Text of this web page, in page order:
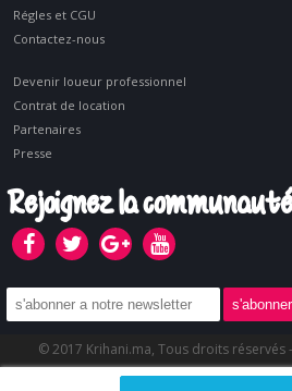
Régles et CGU
Contactez-nous
Devenir loueur professionnel
Contrat de location
Partenaires
Presse
Rejoignez la
© 2017 Krihani.ma, Tous droits réservés